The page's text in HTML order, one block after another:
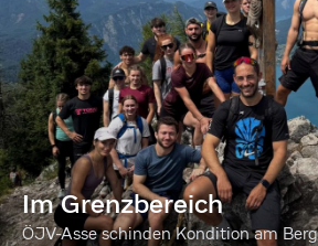
Im Grenzbereich
ÖJV-Asse schinden Kondition am Berg